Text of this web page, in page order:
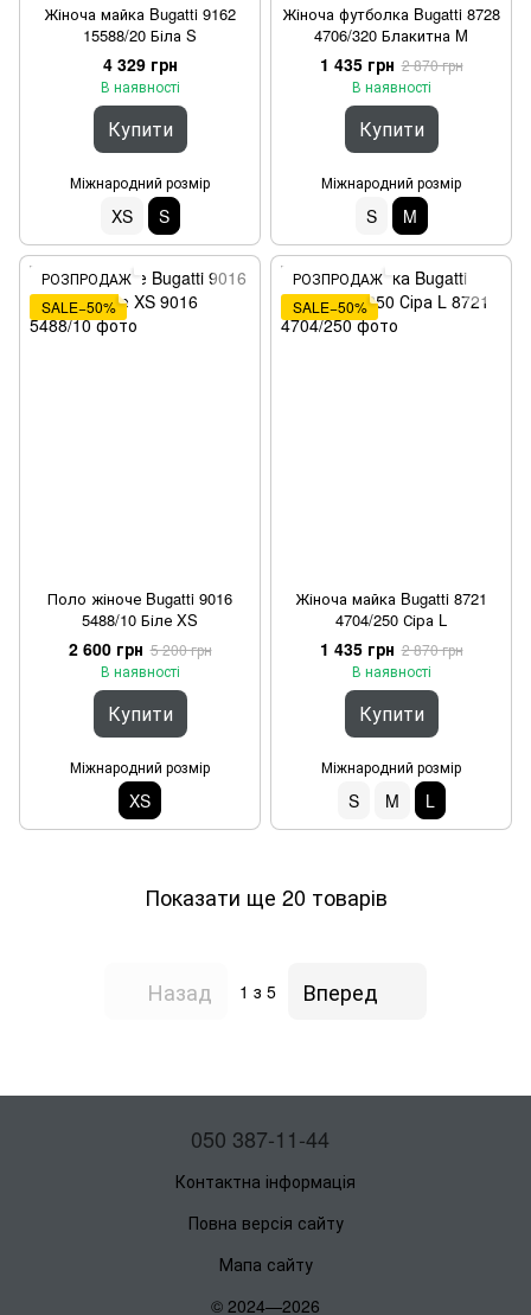
Жіноча майка Bugatti 9162
15588/20 Біла S
4 329 грн
В наявності
Купити
Міжнародний розмір
XS S
Жіноча футболка Bugatti 8728
4706/320 Блакитна M
1 435 грн 2 870 грн
В наявності
Купити
Міжнародний розмір
S M
РОЗПРОДАЖ
SALE−50%
Поло жіноче Bugatti 9016
5488/10 Біле XS
2 600 грн 5 200 грн
В наявності
Купити
Міжнародний розмір
XS
РОЗПРОДАЖ
SALE−50%
Жіноча майка Bugatti 8721
4704/250 Сіра L
1 435 грн 2 870 грн
В наявності
Купити
Міжнародний розмір
S M L
Показати ще 20 товарів
Назад 1 з 5 Вперед
050 387-11-44
Контактна інформація
Повна версія сайту
Мапа сайту
© 2024—2026